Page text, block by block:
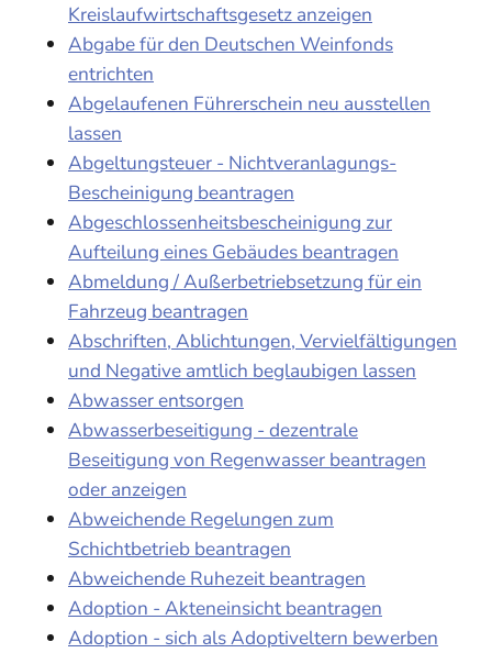
Kreislaufwirtschaftsgesetz anzeigen
Abgabe für den Deutschen Weinfonds
entrichten
Abgelaufenen Führerschein neu ausstellen
lassen
Abgeltungsteuer - Nichtveranlagungs-
Bescheinigung beantragen
Abgeschlossenheitsbescheinigung zur
Aufteilung eines Gebäudes beantragen
Abmeldung / Außerbetriebsetzung für ein
Fahrzeug beantragen
Abschriften, Ablichtungen, Vervielfältigungen
und Negative amtlich beglaubigen lassen
Abwasser entsorgen
Abwasserbeseitigung - dezentrale
Beseitigung von Regenwasser beantragen
oder anzeigen
Abweichende Regelungen zum
Schichtbetrieb beantragen
Abweichende Ruhezeit beantragen
Adoption - Akteneinsicht beantragen
Adoption - sich als Adoptiveltern bewerben